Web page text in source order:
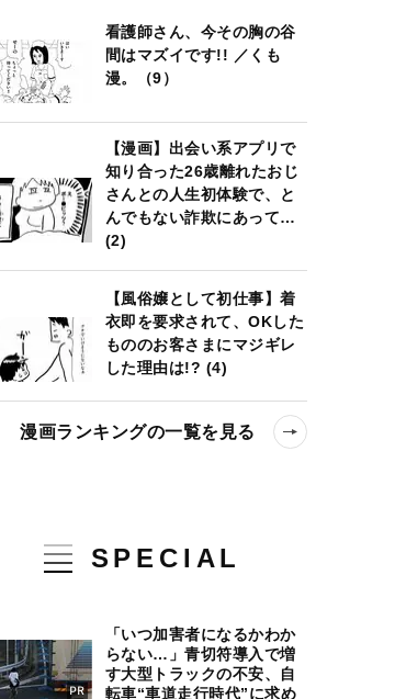
看護師さん、今その胸の谷
間はマズイです!! ／くも
漫。（9）
【漫画】出会い系アプリで
知り合った26歳離れたおじ
さんとの人生初体験で、と
んでもない詐欺にあって…
(2)
【風俗嬢として初仕事】着
衣即を要求されて、OKした
もののお客さまにマジギレ
した理由は!? (4)
漫画ランキングの一覧を見る
SPECIAL
「いつ加害者になるかわか
らない…」青切符導入で増
す大型トラックの不安、自
転車“車道走行時代”に求め